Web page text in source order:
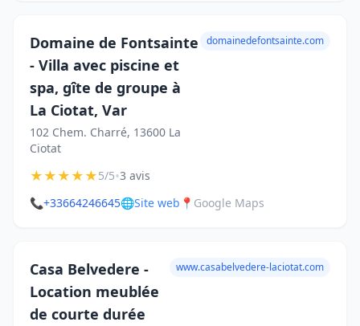
Domaine de Fontsainte
- Villa avec piscine et
spa, gîte de groupe à
La Ciotat, Var
102 Chem. Charré, 13600 La
Ciotat
domainedefontsainte.com
★★★★★5/5•3 avis
📞+33664246645🌐Site web 📍 Google Maps
Casa Belvedere -
Location meublée
de courte durée
www.casabelvedere-laciotat.com